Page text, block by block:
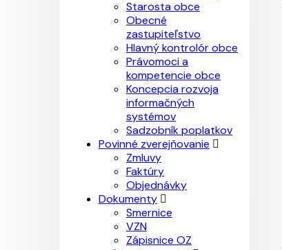
Starosta obce
Obecné
zastupiteľstvo
Hlavný kontrolór obce
Právomoci a
kompetencie obce
Koncepcia rozvoja
informačných
systémov
Sadzobník poplatkov
Povinné zverejňovanie
Zmluvy
Faktúry
Objednávky
Dokumenty
Smernice
VZN
Zápisnice OZ